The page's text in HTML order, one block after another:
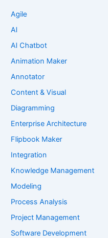
Agile
AI
AI Chatbot
Animation Maker
Annotator
Content & Visual
Diagramming
Enterprise Architecture
Flipbook Maker
Integration
Knowledge Management
Modeling
Process Analysis
Project Management
Software Development